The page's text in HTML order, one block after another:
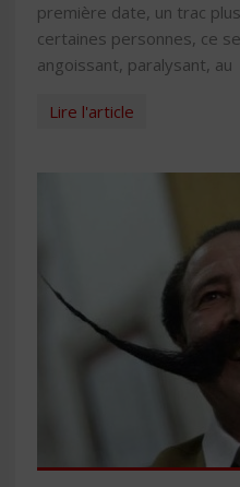
première date, un trac
certaines personnes, ce
angoissant, paralysant, au
Lire l'article